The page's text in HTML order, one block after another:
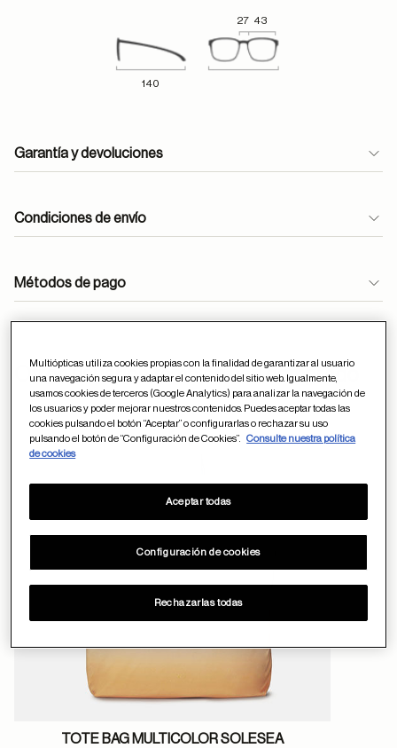
27 43
140
Garantía y devoluciones
ayuda
Condiciones de envío
Métodos de pago
Otros usuarios tambien han comprado
TOTE BAG MULTICOLOR SOLESEA
Multiópticas utiliza cookies propias con la finalidad de garantizar al usuario
una navegación segura y adaptar el contenido del sitio web. Igualmente,
usamos cookies de terceros (Google Analytics) para analizar la navegación de
los usuarios y poder mejorar nuestros contenidos. Puedes aceptar todas las
cookies pulsando el botón “Aceptar” o configurarlas o rechazar su uso
pulsando el botón de “Configuración de Cookies”.
Consulte nuestra política
de cookies
Configuración de cookies
Rechazarlas todas
Aceptar todas